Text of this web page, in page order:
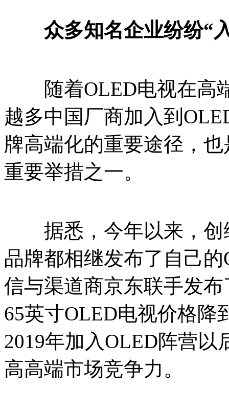
众多知名企业纷纷“
随着OLED电视在高
越多中国厂商加入到
牌高端化的重要途径，
重要举措之一。
据悉，今年以来，创
品牌都相继发布了自己
信与渠道商京东联手发
65英寸OLED电视价格降
2019年加入OLED阵营
高高端市场竞争力。